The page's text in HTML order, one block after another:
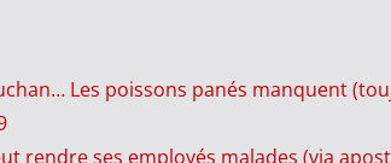
Les poissons panés manquent
rendre ses employés malades (via